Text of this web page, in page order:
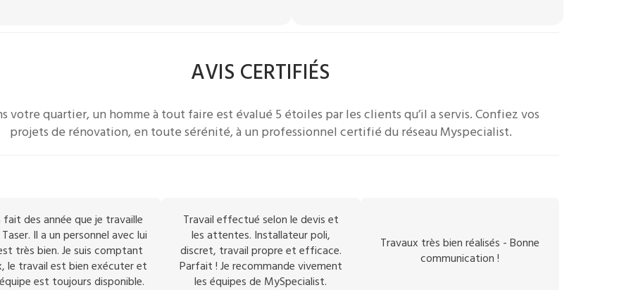
AVIS CERTIFIÉS
votre quartier, un homme à tout faire est évalué 5 étoiles par les clients qu’il a servis.Confiez vos
projets de rénovation, en toute sérénité, à un professionnel certifié du réseau Myspecialist.
fait des année que je travaille
Il a un personnel avec lui
très bien. Je suis comptant
le travail est bien exécuter et
est toujours disponible.
Travail effectué selon le devis et
les attentes. Installateur poli,
discret, travail propre et efficace.
Parfait ! Je recommande vivement
les équipes de MySpecialist.
Travaux très bien réalisés - Bonne
communication !